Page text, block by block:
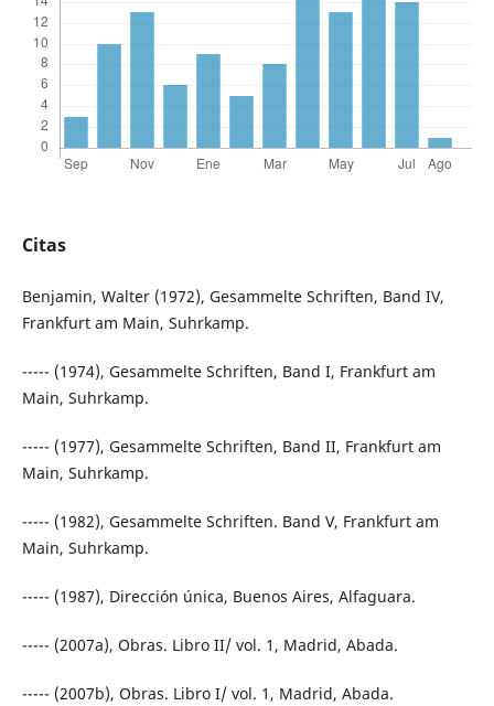
Citas
Benjamin, Walter (1972), Gesammelte Schriften, Band IV,
Frankfurt am Main, Suhrkamp.
----- (1974), Gesammelte Schriften, Band I, Frankfurt am
Main, Suhrkamp.
----- (1977), Gesammelte Schriften, Band II, Frankfurt am
Main, Suhrkamp.
----- (1982), Gesammelte Schriften. Band V, Frankfurt am
Main, Suhrkamp.
----- (1987), Dirección única, Buenos Aires, Alfaguara.
----- (2007a), Obras. Libro II/ vol. 1, Madrid, Abada.
----- (2007b), Obras. Libro I/ vol. 1, Madrid, Abada.